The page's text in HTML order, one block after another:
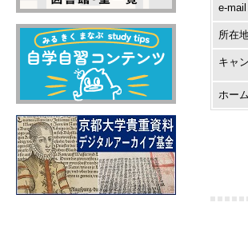
e-mail
所在
キャ
ホー